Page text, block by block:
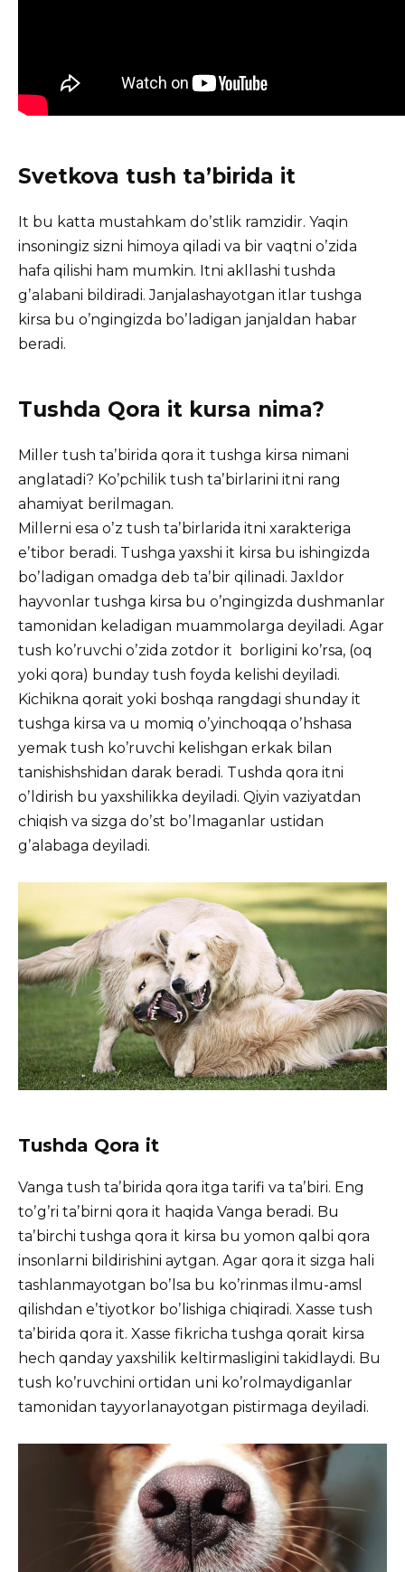
Svetkova tush taʼbirida it
It bu katta mustahkam doʼstlik ramzidir. Yaqin
insoningiz sizni himoya qiladi va bir vaqtni oʼzida
hafa qilishi ham mumkin. Itni akllashi tushda
gʼalabani bildiradi. Janjalashayotgan itlar tushga
kirsa bu oʼngingizda boʼladigan janjaldan habar
beradi.
Tushda Qora it kursa nima?
Miller tush taʼbirida qora it tushga kirsa nimani
anglatadi? Koʼpchilik tush taʼbirlarini itni rang
ahamiyat berilmagan.
Millerni esa oʼz tush taʼbirlarida itni xarakteriga
eʼtibor beradi. Tushga yaxshi it kirsa bu ishingizda
boʼladigan omadga deb taʼbir qilinadi. Jaxldor
hayvonlar tushga kirsa bu oʼngingizda dushmanlar
tamonidan keladigan muammolarga deyiladi. Аgar
tush koʼruvchi oʼzida zotdor it borligini koʼrsa, (oq
yoki qora) bunday tush foyda kelishi deyiladi.
Kichikna qorait yoki boshqa rangdagi shunday it
tushga kirsa va u momiq oʼyinchoqqa oʼhshasa
yemak tush koʼruvchi kelishgan erkak bilan
tanishishshidan darak beradi. Tushda qora itni
oʼldirish bu yaxshilikka deyiladi. Qiyin vaziyatdan
chiqish va sizga doʼst boʼlmaganlar ustidan
gʼalabaga deyiladi.
Tushda Qora it
Vanga tush taʼbirida qora itga tarifi va taʼbiri. Eng
toʼgʼri taʼbirni qora it haqida Vanga beradi. Bu
taʼbirchi tushga qora it kirsa bu yomon qalbi qora
insonlarni bildirishini aytgan. Аgar qora it sizga hali
tashlanmayotgan boʼlsa bu koʼrinmas ilmu-amsl
qilishdan eʼtiyotkor boʼlishiga chiqiradi. Xasse tush
taʼbirida qora it. Xasse fikricha tushga qorait kirsa
hech qanday yaxshilik keltirmasligini takidlaydi. Bu
tush koʼruvchini ortidan uni koʼrolmaydiganlar
tamonidan tayyorlanayotgan pistirmaga deyiladi.